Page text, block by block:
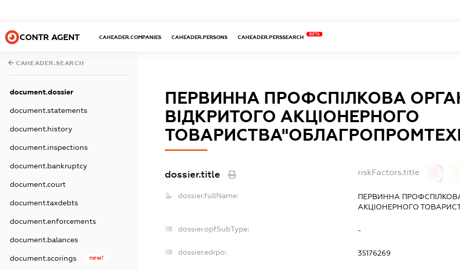
CONTR AGENT CAHEADER.COMPANIES CAHEADER.PERSONS CAHEADER.PERSSEARCH
BETA
CAHEADER.SEARCH
document.dossier
document.statements
document.history
document.inspections
document.bankruptcy
document.court
document.taxdebts
document.enforcements
document.balances
document.scorings new!
ПЕРВИННА ПРОФСПІЛКОВА
ВІДКРИТОГО АКЦІОНЕРНОГО
dossier.title riskFactors.title
dossier.fullName:
ПЕРВИННА
АКЦІОНЕРНОГО
dossier.opfSubType: -
dossier.edrpo: 35176269